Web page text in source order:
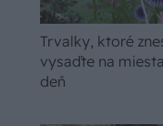
Trvalky, ktoré
vysaďte na
deň